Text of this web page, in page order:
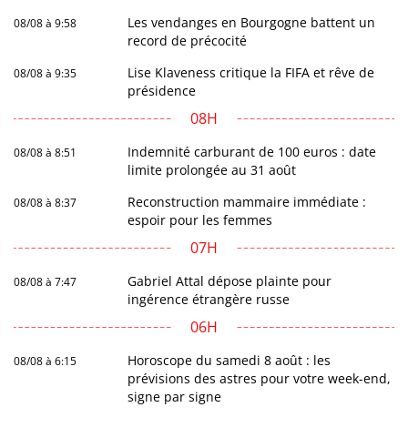
08/08 à 9:58
Les vendanges en Bourgogne battent un
record de précocité
08/08 à 9:35
Lise Klaveness critique la FIFA et rêve de
présidence
08H
08/08 à 8:51
Indemnité carburant de 100 euros : date
limite prolongée au 31 août
08/08 à 8:37
Reconstruction mammaire immédiate :
espoir pour les femmes
07H
08/08 à 7:47
Gabriel Attal dépose plainte pour
ingérence étrangère russe
06H
08/08 à 6:15
Horoscope du samedi 8 août : les
prévisions des astres pour votre week-end,
signe par signe